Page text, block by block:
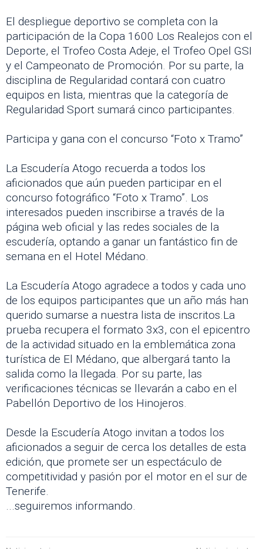
El despliegue deportivo se completa con la
participación de la Copa 1600 Los Realejos con el
Deporte, el Trofeo Costa Adeje, el Trofeo Opel GSI
y el Campeonato de Promoción. Por su parte, la
disciplina de Regularidad contará con cuatro
equipos en lista, mientras que la categoría de
Regularidad Sport sumará cinco participantes.
Participa y gana con el concurso “Foto x Tramo”
La Escudería Atogo recuerda a todos los
aficionados que aún pueden participar en el
concurso fotográfico “Foto x Tramo”. Los
interesados pueden inscribirse a través de la
página web oficial y las redes sociales de la
escudería, optando a ganar un fantástico fin de
semana en el Hotel Médano.
La Escudería Atogo agradece a todos y cada uno
de los equipos participantes que un año más han
querido sumarse a nuestra lista de inscritos.La
prueba recupera el formato 3x3, con el epicentro
de la actividad situado en la emblemática zona
turística de El Médano, que albergará tanto la
salida como la llegada. Por su parte, las
verificaciones técnicas se llevarán a cabo en el
Pabellón Deportivo de los Hinojeros.
Desde la Escudería Atogo invitan a todos los
aficionados a seguir de cerca los detalles de esta
edición, que promete ser un espectáculo de
competitividad y pasión por el motor en el sur de
Tenerife.
...seguiremos informando.